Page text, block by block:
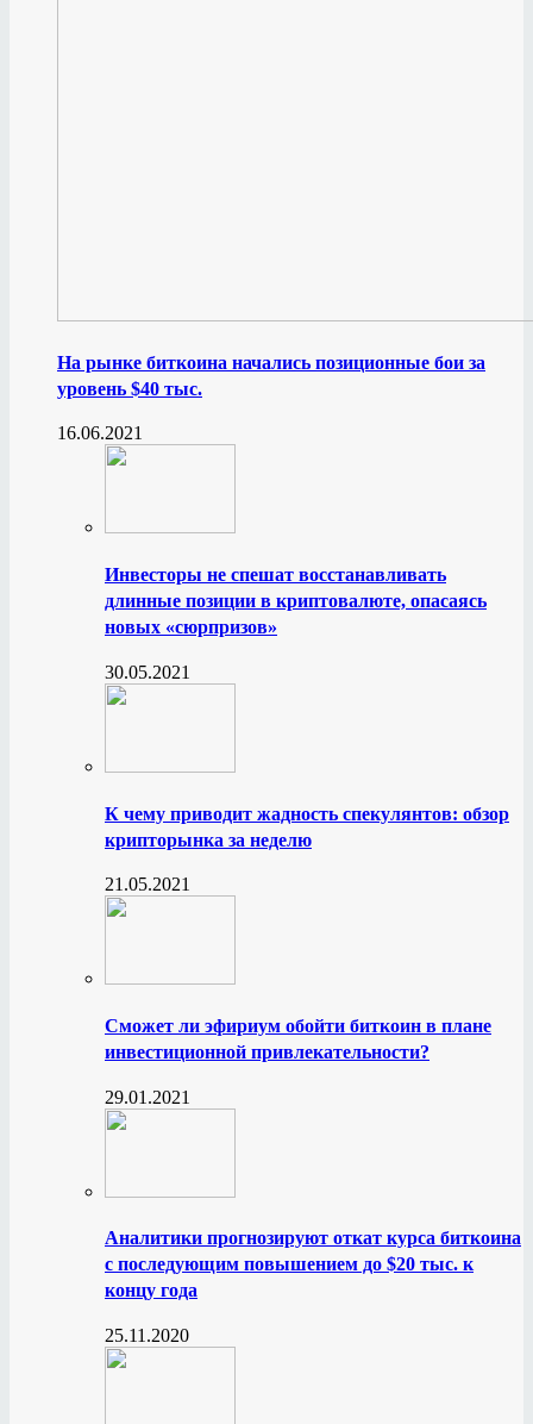
На рынке биткоина начались позиционные бои за
уровень $40 тыс.
16.06.2021
Инвесторы не спешат восстанавливать
длинные позиции в криптовалюте, опасаясь
новых «сюрпризов»
30.05.2021
К чему приводит жадность спекулянтов: обзор
крипторынка за неделю
21.05.2021
Сможет ли эфириум обойти биткоин в плане
инвестиционной привлекательности?
29.01.2021
Аналитики прогнозируют откат курса биткоина
с последующим повышением до $20 тыс. к
концу года
25.11.2020